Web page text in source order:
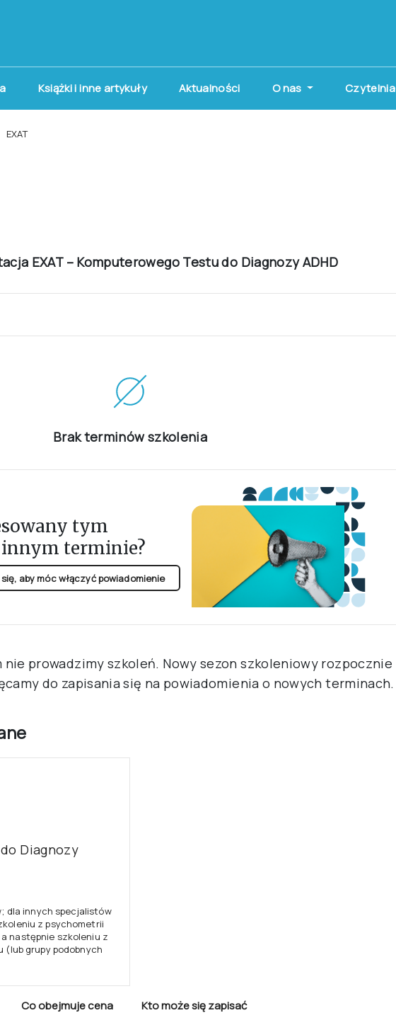
Książki i inne artykuły Aktualności O nas Czytelnia
EXAT
EXAT – Komputerowego Testu do Diagnozy ADHD
Brak terminów szkolenia
tym
terminie?
aby móc włączyć powiadomienie
nie prowadzimy szkoleń. Nowy sezon szkoleniowy rozpocznie
do zapisania się na powiadomienia o nowych terminach.
Diagnozy
dla innych specjalistów
z psychometrii
następnie szkoleniu z
grupy podobnych
Co obejmuje cena Kto może się zapisać